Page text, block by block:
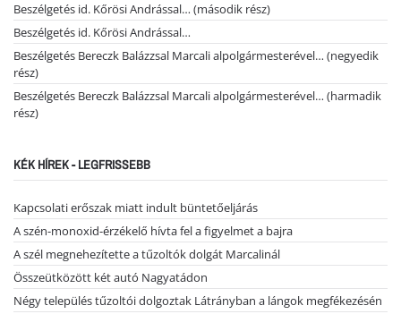
Beszélgetés id. Kőrösi Andrással… (második rész)
Beszélgetés id. Kőrösi Andrással…
Beszélgetés Bereczk Balázzsal Marcali alpolgármesterével… (negyedik
rész)
Beszélgetés Bereczk Balázzsal Marcali alpolgármesterével… (harmadik
rész)
KÉK HÍREK - LEGFRISSEBB
Kapcsolati erőszak miatt indult büntetőeljárás
A szén-monoxid-érzékelő hívta fel a figyelmet a bajra
A szél megnehezítette a tűzoltók dolgát Marcalinál
Összeütközött két autó Nagyatádon
Négy település tűzoltói dolgoztak Látrányban a lángok megfékezésén